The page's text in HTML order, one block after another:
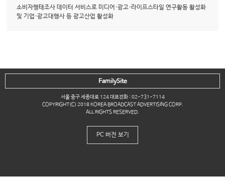
소비자행태조사 데이터 서비스로 미디어·광고·라이프스타일 연구활동 활성화
및 기업·광고대행사 등 광고산업 활성화
서울 중구 세종대로 124 대표전화 : 02-731-7114
COPYRIGHT(C) 2018 KOREA BROADCAST ADVERTISING CORP.
ALL RIGHTS RESERVED.
FamilySite
PC 버전 보기